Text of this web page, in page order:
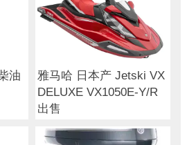
油
雅马哈 日本产 Jetski VX
DELUXE VX1050E-Y/R
出售